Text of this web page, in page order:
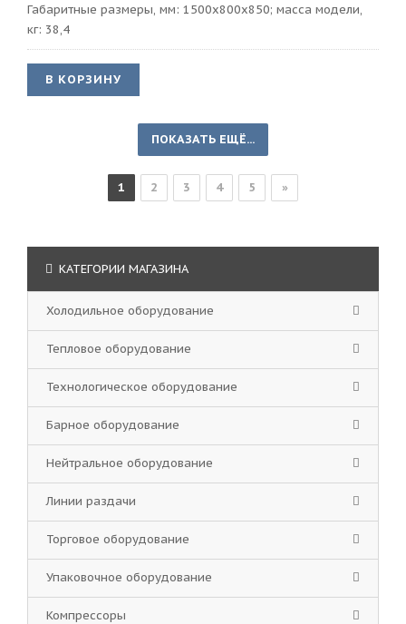
Габаритные размеры, мм: 1500х800х850; масса модели,
кг: 38,4
В КОРЗИНУ
ПОКАЗАТЬ ЕЩЁ...
1 2 3 4 5 »
КАТЕГОРИИ МАГАЗИНА
Холодильное оборудование
Тепловое оборудование
Технологическое оборудование
Барное оборудование
Нейтральное оборудование
Линии раздачи
Торговое оборудование
Упаковочное оборудование
Компрессоры